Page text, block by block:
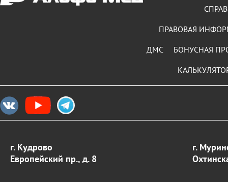
ПРАВОВАЯ
БОНУСНАЯ
ДМС
г. Кудрово
Европейский пр., д. 8
г.